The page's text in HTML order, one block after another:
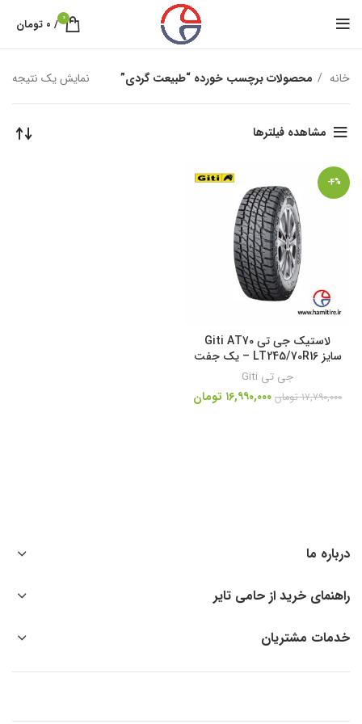
0
/ ۰ تومان
خانه محصولات برچسب خورده “طبیعت گردی” نمایش یک نتیجه
مشاهده فیلترها
-4%
لاستیک جی تی Giti AT70
سایز LT245/70R16 – یک جفت
جی تی Giti
۱۷,۷۹۰,۰۰۰ تومان ۱۶,۹۹۰,۰۰۰ تومان
درباره ما
راهنمای خرید از حامی تایر
خدمات مشتریان